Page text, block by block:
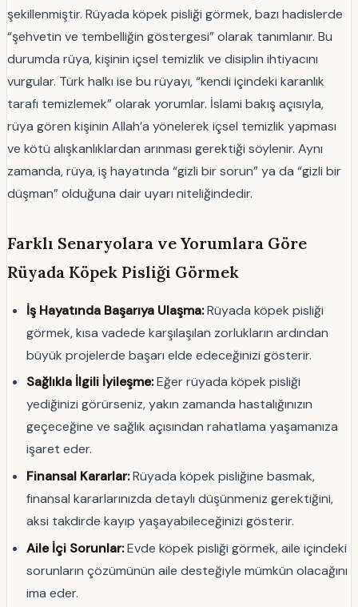
şekillenmiştir. Rüyada köpek pisliği görmek, bazı hadislerde
“şehvetin ve tembelliğin göstergesi” olarak tanımlanır. Bu
durumda rüya, kişinin içsel temizlik ve disiplin ihtiyacını
vurgular. Türk halkı ise bu rüyayı, “kendi içindeki karanlık
tarafı temizlemek” olarak yorumlar. İslami bakış açısıyla,
rüya gören kişinin Allah’a yönelerek içsel temizlik yapması
ve kötü alışkanlıklardan arınması gerektiği söylenir. Aynı
zamanda, rüya, iş hayatında “gizli bir sorun” ya da “gizli bir
düşman” olduğuna dair uyarı niteliğindedir.
Farklı Senaryolara ve Yorumlara Göre
Rüyada Köpek Pisliği Görmek
İş Hayatında Başarıya Ulaşma:Rüyada köpek pisliği
görmek, kısa vadede karşılaşılan zorlukların ardından
büyük projelerde başarı elde edeceğinizi gösterir.
Sağlıkla İlgili İyileşme:Eğer rüyada köpek pisliği
yediğinizi görürseniz, yakın zamanda hastalığınızın
geçeceğine ve sağlık açısından rahatlama yaşamanıza
işaret eder.
Finansal Kararlar:Rüyada köpek pisliğine basmak,
finansal kararlarınızda detaylı düşünmeniz gerektiğini,
aksi takdirde kayıp yaşayabileceğinizi gösterir.
Aile İçi Sorunlar:Evde köpek pisliği görmek, aile içindeki
sorunların çözümünün aile desteğiyle mümkün olacağını
ima eder.